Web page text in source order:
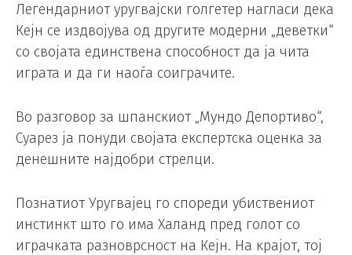
Легендарниот уругвајски голгетер нагласи дека
Кејн се издвојува од другите модерни „деветки“
со својата единствена способност да ја чита
играта и да ги наоѓа соиграчите.
Во разговор за шпанскиот „Мундо Депортиво“,
Суарез ја понуди својата експертска оценка за
денешните најдобри стрелци.
Познатиот Уругвајец го спореди убиствениот
инстинкт што го има Халанд пред голот со
играчката разноврсност на Кејн. На крајот, тој